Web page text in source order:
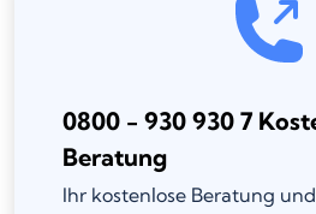
0800 - 930 930 7
Beratung
Ihr kostenlose Beratung und